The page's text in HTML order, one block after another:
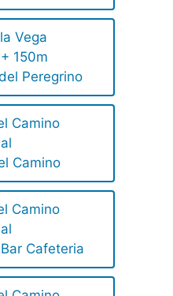
Vega
150m
Peregrino
Camino
Camino
Camino
Cafeteria